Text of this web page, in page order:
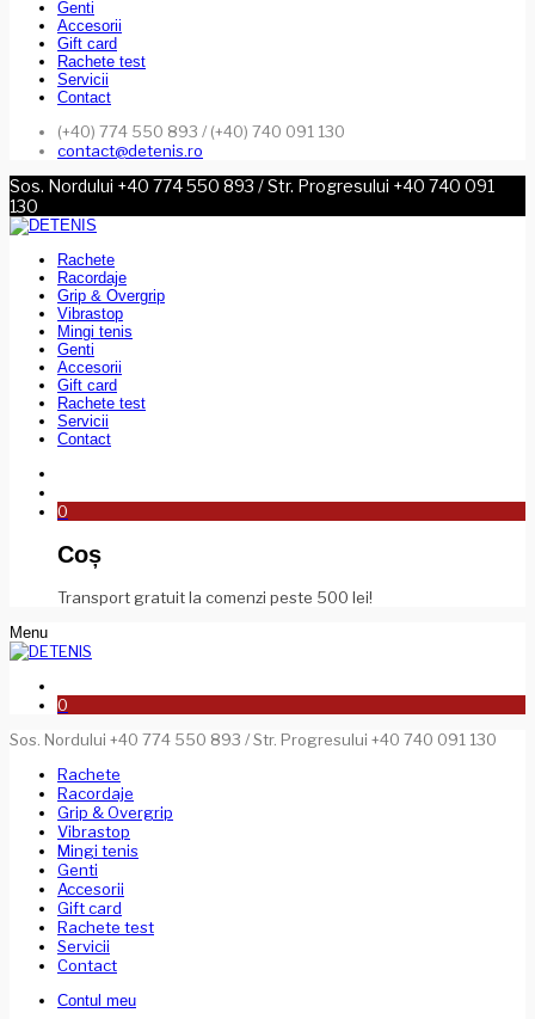
Genti
Accesorii
Gift card
Rachete test
Servicii
Contact
(+40) 774 550 893 / (+40) 740 091 130
contact@detenis.ro
Sos. Nordului +40 774 550 893 / Str. Progresului +40 740 091
130
Rachete
Racordaje
Grip & Overgrip
Vibrastop
Mingi tenis
Genti
Accesorii
Gift card
Rachete test
Servicii
Contact
0
Coș
Transport gratuit la comenzi peste 500 lei!
Menu
0
Sos. Nordului +40 774 550 893 / Str. Progresului +40 740 091 130
Rachete
Racordaje
Grip & Overgrip
Vibrastop
Mingi tenis
Genti
Accesorii
Gift card
Rachete test
Servicii
Contact
Contul meu